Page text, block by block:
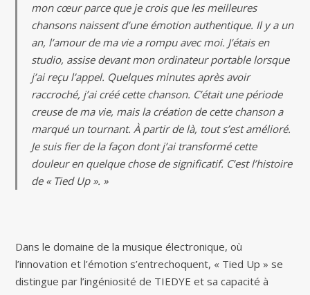
mon cœur parce que je crois que les meilleures
chansons naissent d’une émotion authentique. Il y a un
an, l’amour de ma vie a rompu avec moi. J’étais en
studio, assise devant mon ordinateur portable lorsque
j’ai reçu l’appel. Quelques minutes après avoir
raccroché, j’ai créé cette chanson. C’était une période
creuse de ma vie, mais la création de cette chanson a
marqué un tournant. À partir de là, tout s’est amélioré.
Je suis fier de la façon dont j’ai transformé cette
douleur en quelque chose de significatif. C’est l’histoire
de « Tied Up ». »
Dans le domaine de la musique électronique, où
l’innovation et l’émotion s’entrechoquent, « Tied Up » se
distingue par l’ingéniosité de TIEDYE et sa capacité à